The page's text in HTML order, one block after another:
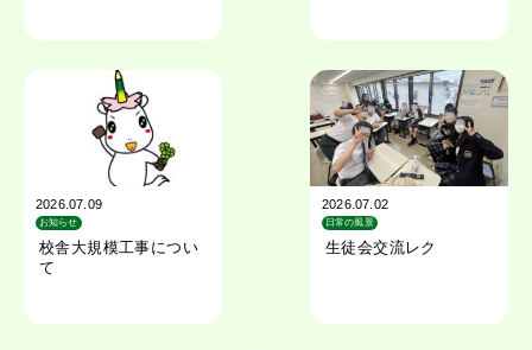
2026.07.09
お知らせ
校舎大規模工事につい
て
2026.07.02
日常の風景
生徒会交流レク